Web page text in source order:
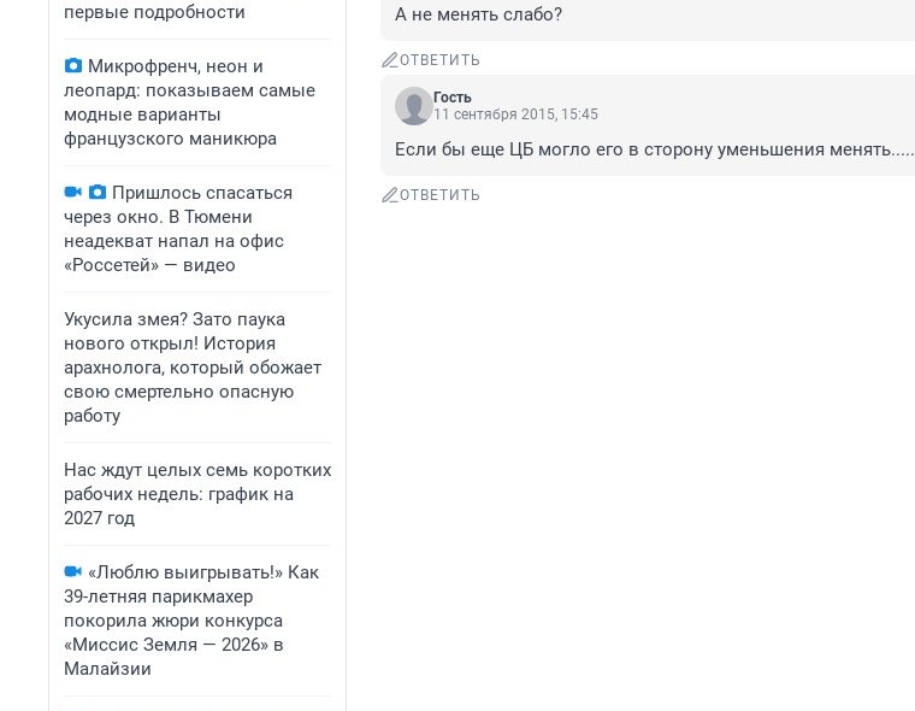
первые подробности
Микрофренч, неон и
леопард: показываем самые
модные варианты
французского маникюра
Пришлось спасаться
через окно. В Тюмени
неадекват напал на офис
«Россетей» — видео
Укусила змея? Зато паука
нового открыл! История
арахнолога, который обожает
свою смертельно опасную
работу
Нас ждут целых семь коротких
рабочих недель: график на
2027 год
«Люблю выигрывать!» Как
39-летняя парикмахер
покорила жюри конкурса
«Миссис Земля — 2026» в
Малайзии
А не менять слабо?
ОТВЕТИТЬ
Гость
11 сентября 2015, 15:45
Если бы еще ЦБ могло его в сторону уменьшения менять.....
ОТВЕТИТЬ